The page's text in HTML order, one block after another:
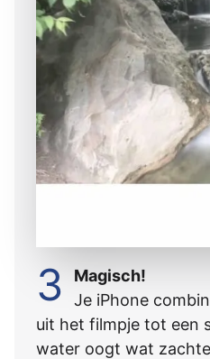
3
Magisch!
Je iPhone
uit het filmpje tot een
water oogt wat